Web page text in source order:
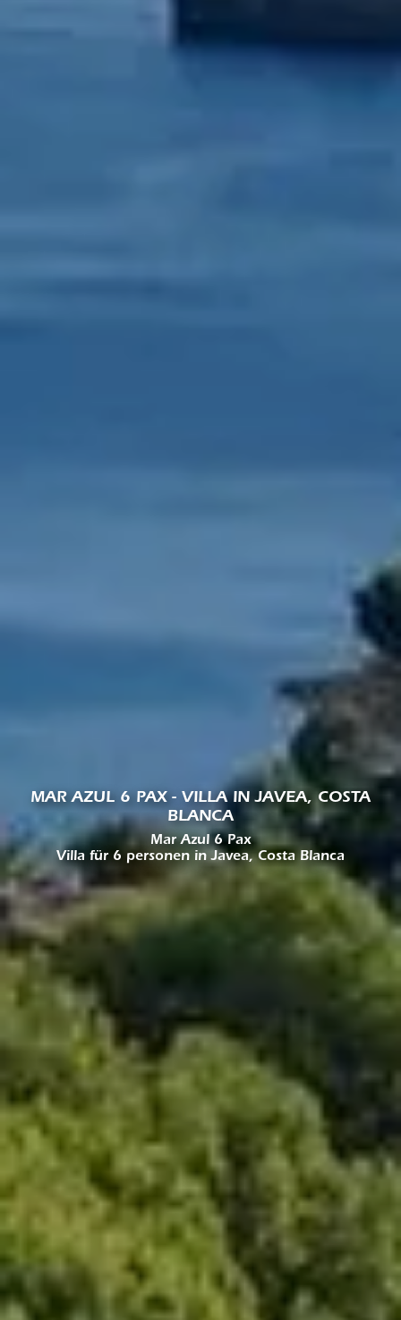
MAR AZUL 6 PAX - VILLA IN JAVEA, COSTA
BLANCA
Mar Azul 6 Pax
Villa für 6 personen in Javea, Costa Blanca